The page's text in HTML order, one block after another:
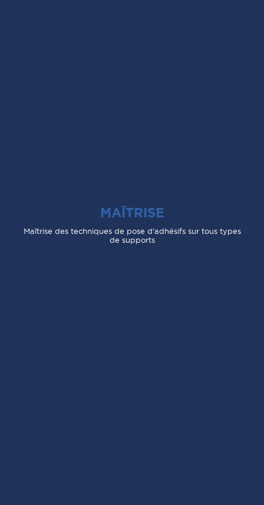
MAÎTRISE
Maîtrise des techniques de pose d’adhésifs sur tous types
de supports